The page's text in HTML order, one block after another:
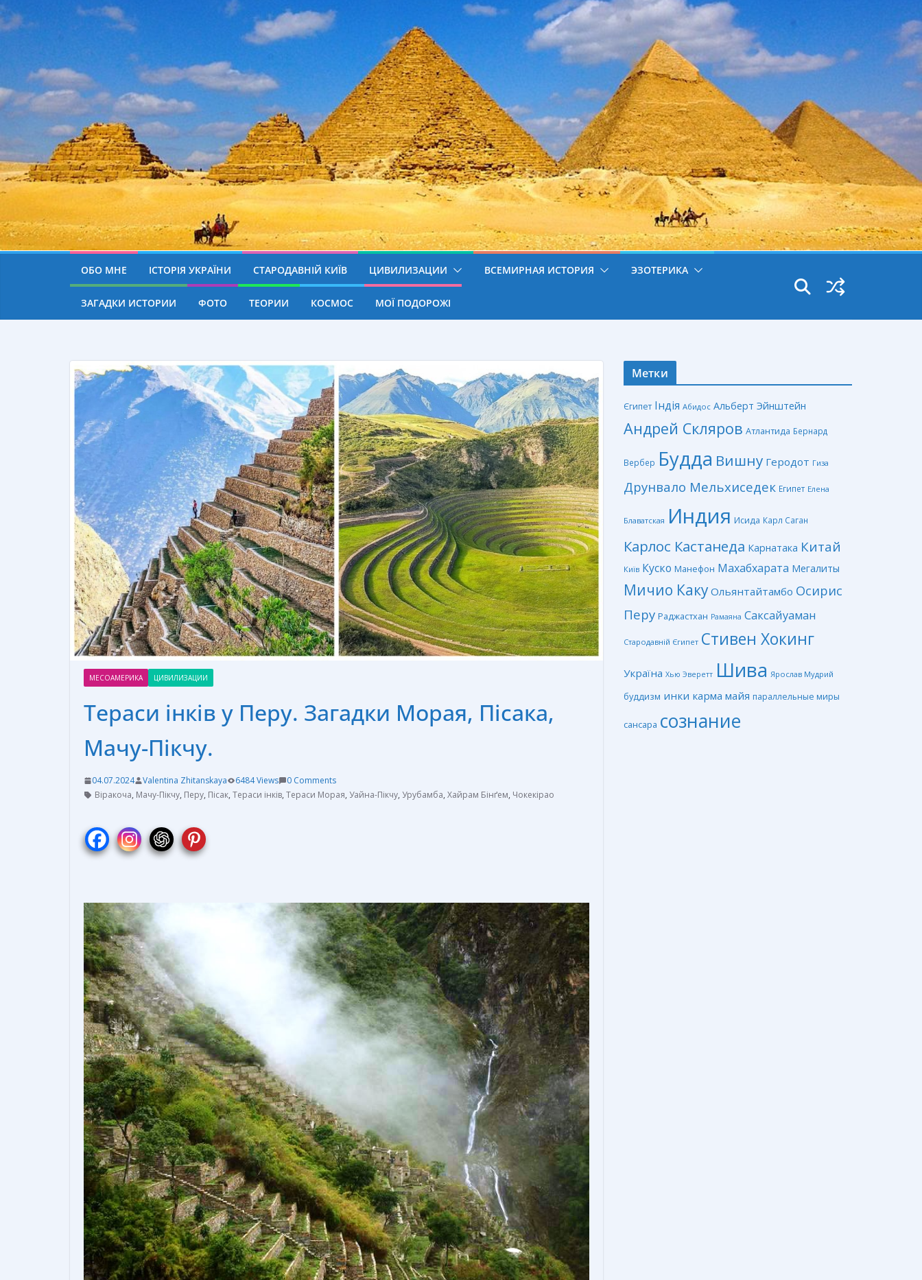
ОБО МНЕ ІСТОРІЯ УКРАЇНИ СТАРОДАВНІЙ КИЇВ ЦИВИЛИЗАЦИИ ВСЕМИРНАЯ ИСТОРИЯ ЭЗОТЕРИКА
ЗАГАДКИ ИСТОРИИ ФОТО ТЕОРИИ КОСМОС МОЇ ПОДОРОЖІ
МЕСОАМЕРИКА ЦИВИЛИЗАЦИИ
Тераси інків у Перу. Загадки Морая, Пісака,
Мачу-Пікчу.
04.07.2024 Valentina Zhitanskaya 6484 Views
0 Comments
Віракоча, Мачу-Пікчу, Перу, Пісак, Тераси інків, Тераси Морая, Уайна-Пікчу, Урубамба, Хайрам Бінґем, Чокекірао
Метки
Єгипет Індія Абидос Альберт Эйнштейн
Андрей Скляров Атлантида Бернард
Вербер Будда Вишну Геродот Гиза
Друнвало Мельхиседек Египет Елена
Блаватская Индия Исида Карл Саган
Карлос Кастанеда Карнатака Китай
Київ Куско Манефон Махабхарата Мегалиты
Мичио Каку Ольянтайтамбо Осирис
Перу Раджастхан Рамаяна Саксайуаман
Стародавній Єгипет Стивен Хокинг
Україна Хью Эверетт Шива Ярослав Мудрий
буддизм инки карма майя параллельные миры
сансара сознание